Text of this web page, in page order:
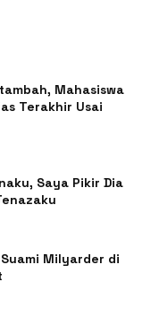
Mahasiswa
Terakhir Usai
Saya Pikir Dia
Milyarder di